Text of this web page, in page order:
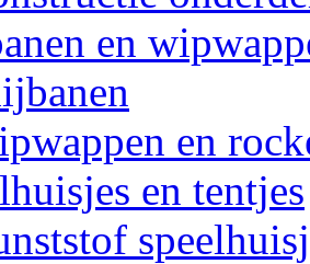
en
en
en tentjes